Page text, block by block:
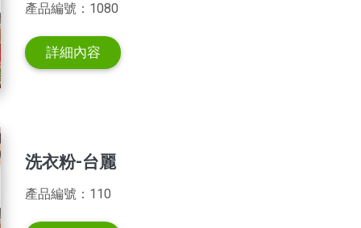
產品編號：1080
詳細內容
洗衣粉-台麗
產品編號：110